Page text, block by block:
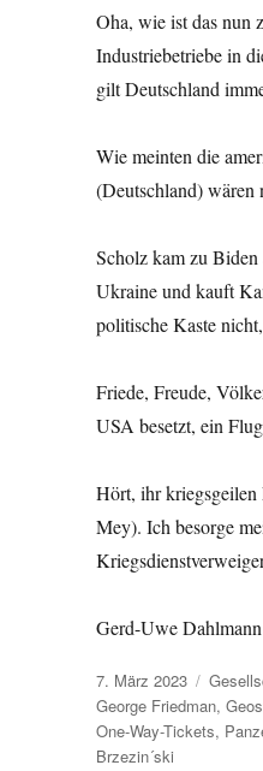
Oha, wie ist das nun
Industriebetriebe in
gilt Deutschland
Wie meinten die
(Deutschland) wären
Scholz kam zu
Ukraine und kauft
politische Kaste
Friede, Freude,
USA besetzt, ein
Hört, ihr kriegsgeilen
Mey). Ich besorge
Gerd-Uwe Dahlmann
Veröffentlicht
am
7. März 2023
George Friedman,
One-Way-Tickets,
Brzezin´ski